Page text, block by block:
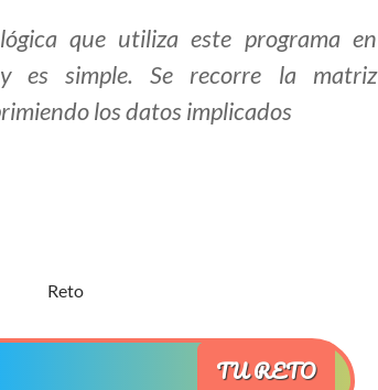
que utiliza este programa en
es simple. Se recorre la matriz
los datos implicados
TU RETO